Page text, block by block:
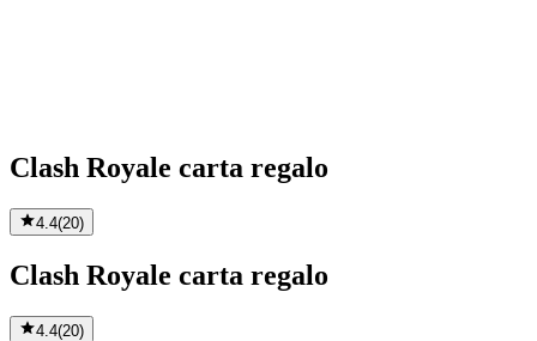
Clash Royale carta regalo
4.4(20)
Clash Royale carta regalo
4.4(20)